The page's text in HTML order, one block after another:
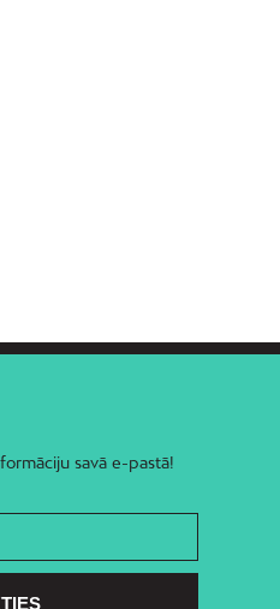
savā e-pastā!